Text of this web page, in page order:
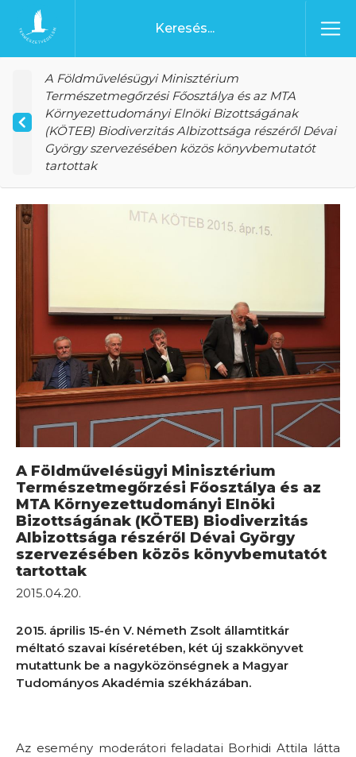
Ugrás a tartalomhoz
Főoldal
A Földművelésügyi Minisztérium
Természetmegőrzési Főosztálya és az MTA
Környezettudományi Elnöki Bizottságának
(KÖTEB) Biodiverzitás Albizottsága részéről Dévai
György szervezésében közös könyvbemutatót
tartottak
A Földművelésügyi Minisztérium
Természetmegőrzési Főosztálya és az
MTA Környezettudományi Elnöki
Bizottságának (KÖTEB) Biodiverzitás
Albizottsága részéről Dévai György
szervezésében közös könyvbemutatót
tartottak
2015.04.20.
2015. április 15-én V. Németh Zsolt államtitkár
méltató szavai kíséretében, két új szakkönyvet
mutattunk be a nagyközönségnek a Magyar
Tudományos Akadémia székházában.
Az esemény moderátori feladatai Borhidi Attila látta